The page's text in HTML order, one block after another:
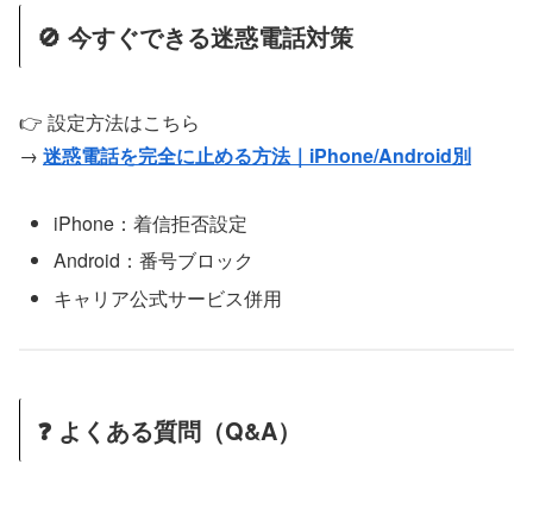
🚫 今すぐできる迷惑電話対策
👉 設定方法はこちら
→ 迷惑電話を完全に止める方法｜iPhone/Android別
iPhone：着信拒否設定
Android：番号ブロック
キャリア公式サービス併用
❓ よくある質問（Q&A）